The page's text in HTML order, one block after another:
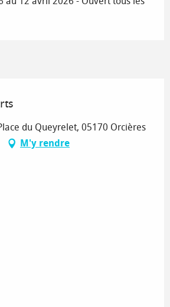
du Queyrelet, 05170 Orcières
M'y rendre